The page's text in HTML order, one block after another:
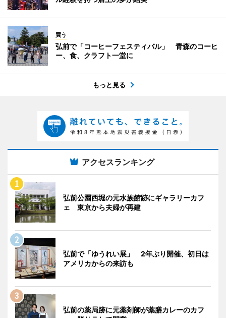
買う
弘前で「コーヒーフェスティバル」 青森のコーヒ
ー、食、クラフト一堂に
もっと見る
アクセスランキング
弘前公園西堀の元水族館跡にギャラリーカフ
ェ 東京から夫婦が再建
弘前で「ゆうれい展」 2年ぶり開催、初日は
アメリカからの来訪も
弘前の薬局跡に元薬剤師が薬膳カレーのカフ